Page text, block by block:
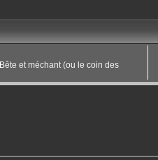
Bête et méchant (ou le coin des